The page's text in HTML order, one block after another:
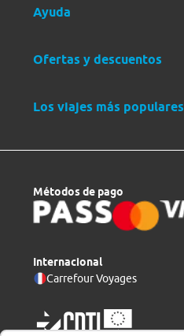
Ayuda
Ofertas y descuentos
Los viajes más populares
Métodos de pago
Internacional
Carrefour Voyages